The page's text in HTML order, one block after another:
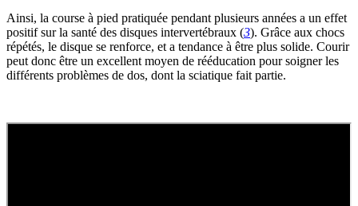
Ainsi, la course à pied pratiquée pendant plusieurs années a un effet
positif sur la santé des disques intervertébraux (3). Grâce aux chocs
répétés, le disque se renforce, et a tendance à être plus solide. Courir
peut donc être un excellent moyen de rééducation pour soigner les
différents problèmes de dos, dont la sciatique fait partie.